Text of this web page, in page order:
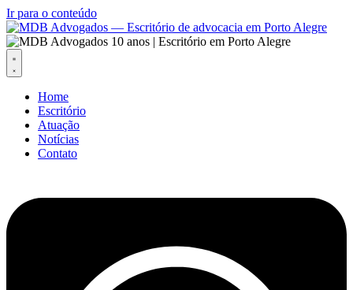
Ir para o conteúdo
Home
Escritório
Atuação
Notícias
Contato